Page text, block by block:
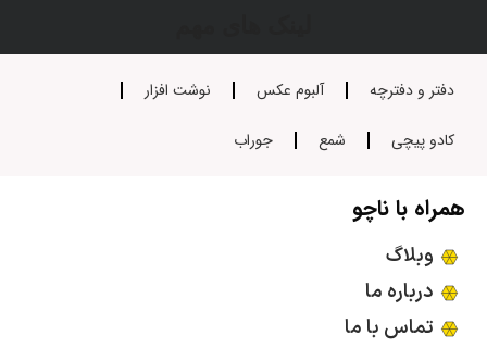
دفتر و دفترچه آلبوم عکس نوشت افزار
کادو پیچی شمع جوراب
همراه با ناچو
وبلاگ
درباره ما
تماس با ما